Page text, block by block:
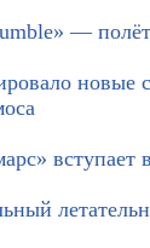
—
новые
вступает